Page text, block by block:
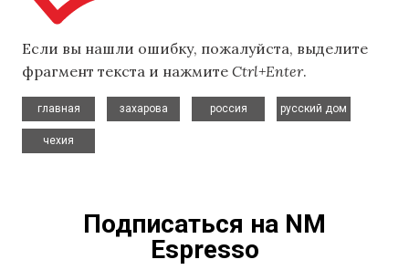
Если вы нашли ошибку, пожалуйста, выделите
фрагмент текста и нажмите Ctrl+Enter.
главная
захарова
россия
русский дом
чехия
Подписаться на NM
Espresso